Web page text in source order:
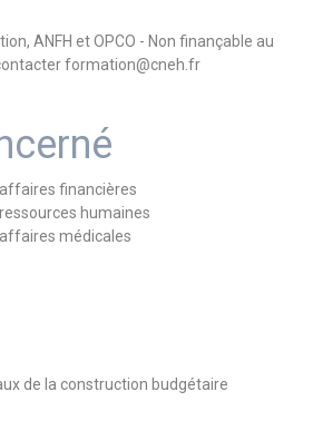
ANFH et OPCO - Non finançable au
formation@cneh.fr
financières
humaines
médicales
de la construction budgétaire